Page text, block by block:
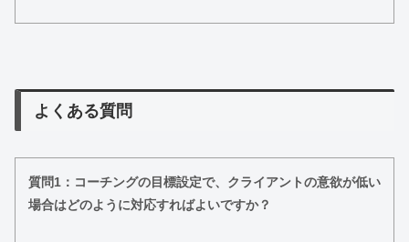
よくある質問
質問1：コーチングの目標設定で、クライアントの意欲が低い
場合はどのように対応すればよいですか？